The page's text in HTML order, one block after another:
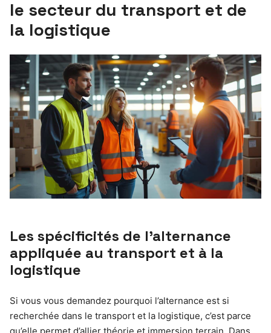
le secteur du transport et de
la logistique
Les spécificités de l’alternance
appliquée au transport et à la
logistique
Si vous vous demandez pourquoi l’alternance est si
recherchée dans le transport et la logistique, c’est parce